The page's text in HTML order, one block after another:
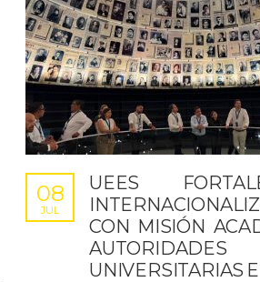
UEES
CON MISIÓN
AUTORIDADES
UNIVERSITARIAS
08
JUL